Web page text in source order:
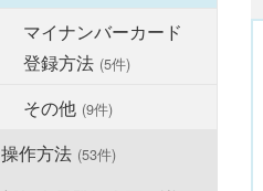
マイナンバーカード
登録方法 (5件)
その他 (9件)
操作方法 (53件)